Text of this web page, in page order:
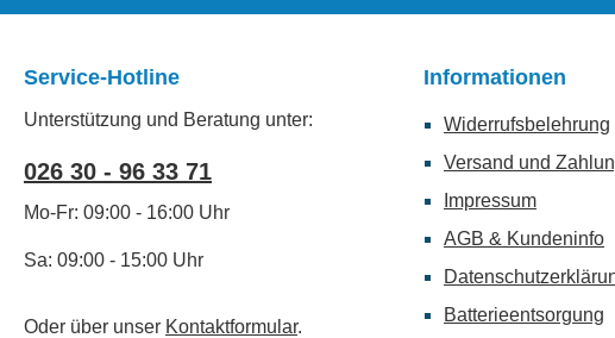
Service-Hotline
Unterstützung und Beratung unter:
026 30 - 96 33 71
Mo-Fr: 09:00 - 16:00 Uhr
Sa: 09:00 - 15:00 Uhr
Oder über unser Kontaktformular.
Informationen
Widerrufsbelehrung
Versand und
Impressum
AGB & Kundeninfo
Batterieentsorgung